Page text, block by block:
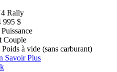
Rally
995 $
Puissance
Couple
Poids à vide (sans carburant)
Savoir Plus